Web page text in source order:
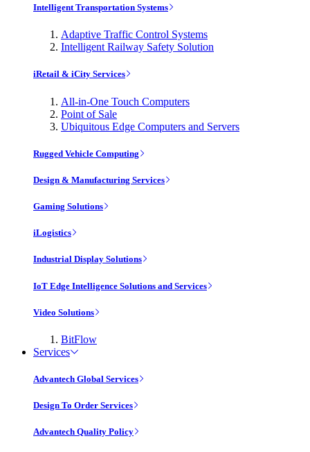
Intelligent Transportation Systems
Adaptive Traffic Control Systems
Intelligent Railway Safety Solution
iRetail & iCity Services
All-in-One Touch Computers
Point of Sale
Ubiquitous Edge Computers and Servers
Rugged Vehicle Computing
Design & Manufacturing Services
Gaming Solutions
iLogistics
Industrial Display Solutions
IoT Edge Intelligence Solutions and Services
Video Solutions
BitFlow
Services
Advantech Global Services
Design To Order Services
Advantech Quality Policy